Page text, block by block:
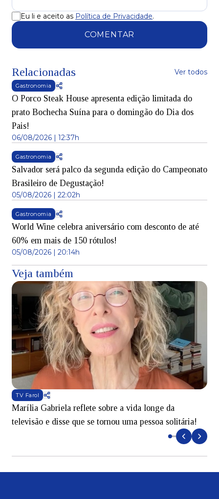
Eu li e aceito as Política de Privacidade.
COMENTAR
Relacionadas Ver todos
Gastronomia
O Porco Steak House apresenta edição limitada do
prato Bochecha Suína para o domingão do Dia dos
Pais!
06/08/2026 | 12:37h
Gastronomia
Salvador será palco da segunda edição do Campeonato
Brasileiro de Degustação!
05/08/2026 | 22:02h
Gastronomia
World Wine celebra aniversário com desconto de até
60% em mais de 150 rótulos!
05/08/2026 | 20:14h
Veja também
TV Farol
Marília Gabriela reflete sobre a vida longe da
televisão e disse que se tornou uma pessoa solitária!